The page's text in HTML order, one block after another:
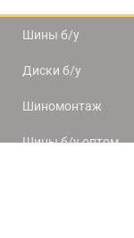
Шины б/у
Диски б/у
Шиномонтаж
Шины б/у оптом